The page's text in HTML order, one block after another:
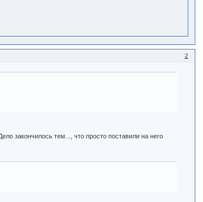
2
закончилось тем..., что просто поставили на него